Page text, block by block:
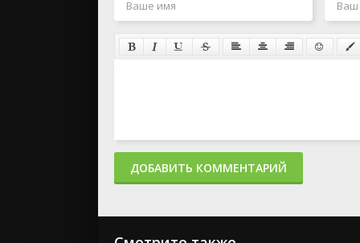
ДОБАВИТЬ КОММЕНТАРИЙ